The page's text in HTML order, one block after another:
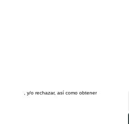
, y/o rechazar, así como obtener